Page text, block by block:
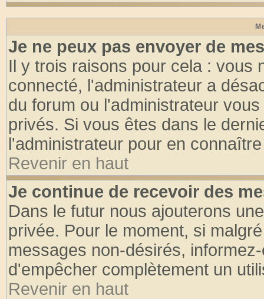
Je ne peux pas envoyer de
Il y trois raisons pour cela : vous
connecté, l'administrateur a
du forum ou l'administrateur
privés. Si vous êtes dans le
l'administrateur pour en
Revenir en haut
Je continue de recevoir des
Dans le futur nous ajouterons
privée. Pour le moment, si
messages non-désirés,
d'empêcher complètement un
Revenir en haut